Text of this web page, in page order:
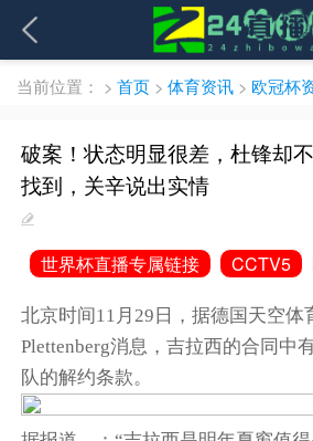
当前位置： > 首页 > 体育资讯 > 欧冠杯
破案！状态明显很差，杜锋却
找到，关辛说出实情
世界杯直播专属链接 CCTV5
北京时间11月29日，据德国天空体
Plettenberg消息，吉拉西的合同中
队的解约条款。